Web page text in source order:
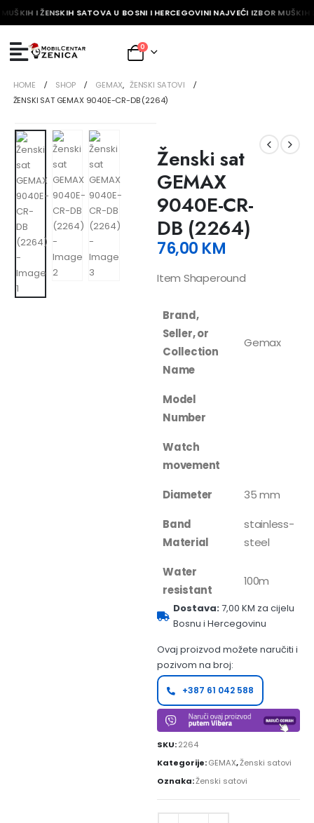
I ŽENSKIH SATOVA U BOSNI I HERCEGOVINI NAJVEĆI IZBOR
0
HOME SHOP GEMAX, ŽENSKI SATOVI
ŽENSKI SAT GEMAX 9040E-CR-DB (2264)
Ženski sat
GEMAX
9040E-CR-
DB (2264)
76,00 KM
Item Shaperound
Brand,
Seller, or
Collection
Name
Gemax
Model
Number
Watch
movement
Diameter
35 mm
Band
Material
stainless-
steel
Water
resistant
100m
Dostava:7,00 KM za cijelu
Bosnu i Hercegovinu
Ovaj proizvod možete naručiti i
pozivom na broj:
+387 61 042 588
SKU:2264
Kategorije:GEMAX,Ženski satovi
Oznaka:Ženski satovi